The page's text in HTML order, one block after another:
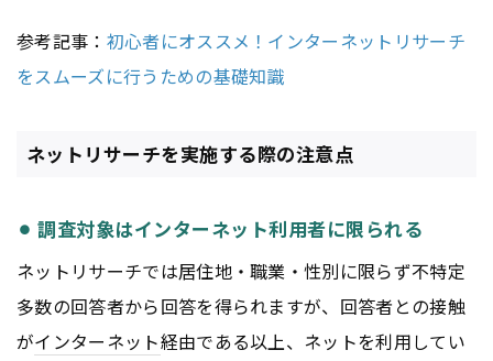
参考記事： 初心者にオススメ！インターネットリサーチ
をスムーズに行うための基礎知識
ネットリサーチを実施する際の注意点
⚫︎ 調査対象はインターネット利用者に限られる
ネットリサーチでは居住地・職業・性別に限らず不特定
多数の回答者から回答を得られますが、回答者との接触
がインターネット経由である以上、ネットを利用してい